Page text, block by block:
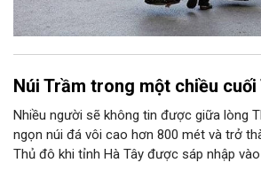
Núi Trầm trong một chiều cuối
Nhiều người sẽ không tin được giữa lòng
ngọn núi đá vôi cao hơn 800 mét và trở
Thủ đô khi tỉnh Hà Tây được sáp nhập